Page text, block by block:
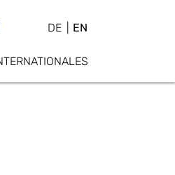
DE EN